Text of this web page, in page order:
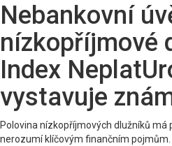
Nebankovní
nízkopříjmové
Index
vystavuje
Polovina nízkopříjmových dlužníků
nerozumí klíčovým finančním